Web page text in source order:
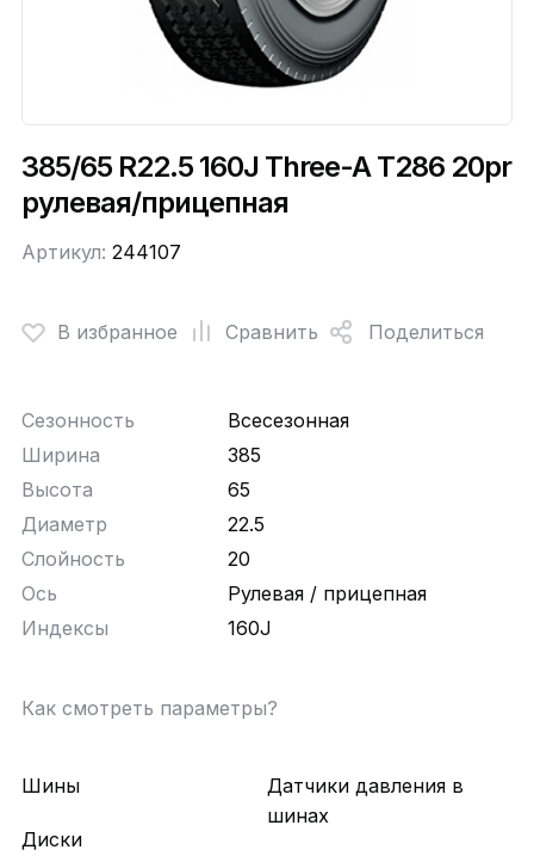
385/65 R22.5 160J Three-A T286 20pr
рулевая/прицепная
Артикул: 244107
В избранное Сравнить Поделиться
Сезонность
Всесезонная
Ширина
385
Высота
65
Диаметр
22.5
Слойность
20
Ось
Рулевая / прицепная
Индексы
160J
Как смотреть параметры?
Шины
Диски
Датчики давления в
шинах